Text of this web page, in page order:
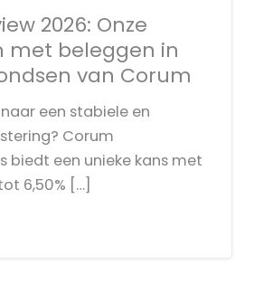
2026: Onze
met beleggen in
van Corum
een stabiele en
Corum
biedt een unieke kans met
6,50% […]